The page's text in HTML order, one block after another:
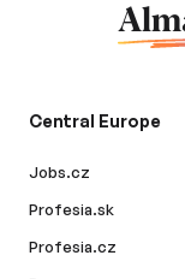
Central Europe
Jobs.cz
Profesia.sk
Profesia.cz